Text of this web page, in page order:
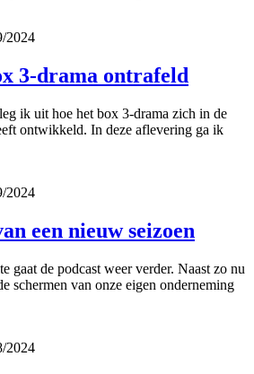
2024
3-drama ontrafeld
ik uit hoe het box 3-drama zich in de
ontwikkeld. In deze aflevering ga ik
2024
een nieuw seizoen
gaat de podcast weer verder. Naast zo nu
schermen van onze eigen onderneming
2024